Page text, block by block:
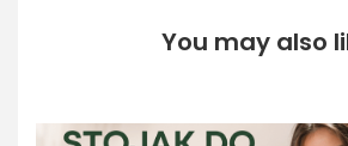
You may also